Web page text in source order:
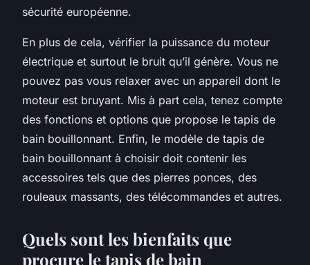
sécurité européenne.
En plus de cela, vérifier la puissance du moteur
électrique et surtout le bruit qu’il génère. Vous ne
pouvez pas vous relaxer avec un appareil dont le
moteur est bruyant. Mis à part cela, tenez compte
des fonctions et options que propose le tapis de
bain bouillonnant. Enfin, le modèle de tapis de
bain bouillonnant à choisir doit contenir les
accessoires tels que des pierres ponces, des
rouleaux massants, des télécommandes et autres.
Quels sont les bienfaits que
procure le tapis de bain